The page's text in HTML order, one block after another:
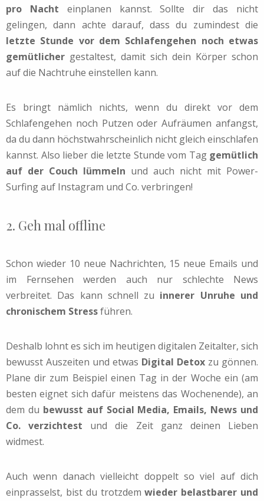
pro Nacht einplanen kannst. Sollte dir das nicht
gelingen, dann achte darauf, dass du zumindest die
letzte Stunde vor dem Schlafengehen noch etwas
gemütlicher gestaltest, damit sich dein Körper schon
auf die Nachtruhe einstellen kann.
Es bringt nämlich nichts, wenn du direkt vor dem
Schlafengehen noch Putzen oder Aufräumen anfangst,
da du dann höchstwahrscheinlich nicht gleich einschlafen
kannst. Also lieber die letzte Stunde vom Tag gemütlich
auf der Couch lümmeln und auch nicht mit Power-
Surfing auf Instagram und Co. verbringen!
2. Geh mal offline
Schon wieder 10 neue Nachrichten, 15 neue Emails und
im Fernsehen werden auch nur schlechte News
verbreitet. Das kann schnell zu innerer Unruhe und
chronischem Stressführen.
Deshalb lohnt es sich im heutigen digitalen Zeitalter, sich
bewusst Auszeiten und etwas Digital Detox zu gönnen.
Plane dir zum Beispiel einen Tag in der Woche ein (am
besten eignet sich dafür meistens das Wochenende), an
dem du bewusst auf Social Media, Emails, News und
Co. verzichtest und die Zeit ganz deinen Lieben
widmest.
Auch wenn danach vielleicht doppelt so viel auf dich
einprasselst, bist du trotzdemwieder belastbarer und